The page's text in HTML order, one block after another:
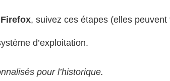
Firefox, suivez ces étapes (elles
d’exploitation.
pour l’historique.